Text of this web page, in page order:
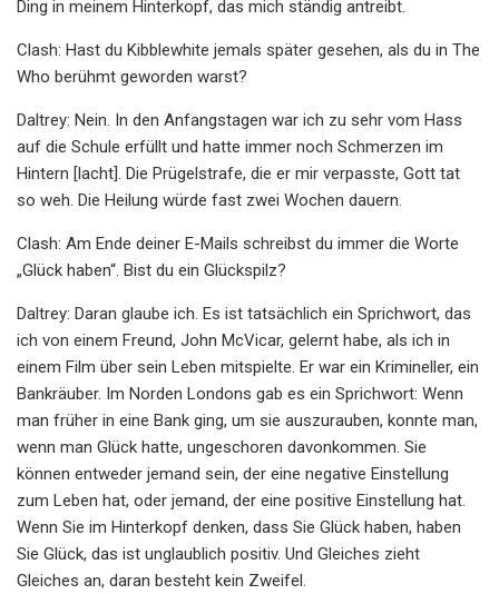
Ding in meinem Hinterkopf, das mich ständig antreibt.
Clash: Hast du Kibblewhite jemals später gesehen, als du in The
Who berühmt geworden warst?
Daltrey: Nein. In den Anfangstagen war ich zu sehr vom Hass
auf die Schule erfüllt und hatte immer noch Schmerzen im
Hintern [lacht]. Die Prügelstrafe, die er mir verpasste, Gott tat
so weh. Die Heilung würde fast zwei Wochen dauern.
Clash: Am Ende deiner E-Mails schreibst du immer die Worte
„Glück haben“. Bist du ein Glückspilz?
Daltrey: Daran glaube ich. Es ist tatsächlich ein Sprichwort, das
ich von einem Freund, John McVicar, gelernt habe, als ich in
einem Film über sein Leben mitspielte. Er war ein Krimineller, ein
Bankräuber. Im Norden Londons gab es ein Sprichwort: Wenn
man früher in eine Bank ging, um sie auszurauben, konnte man,
wenn man Glück hatte, ungeschoren davonkommen. Sie
können entweder jemand sein, der eine negative Einstellung
zum Leben hat, oder jemand, der eine positive Einstellung hat.
Wenn Sie im Hinterkopf denken, dass Sie Glück haben, haben
Sie Glück, das ist unglaublich positiv. Und Gleiches zieht
Gleiches an, daran besteht kein Zweifel.